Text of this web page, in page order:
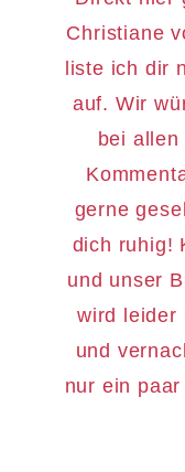
Christiane
liste ich dir
auf. Wir
bei allen
gerne
dich ruhig!
und unser
wird leider
und
nur ein